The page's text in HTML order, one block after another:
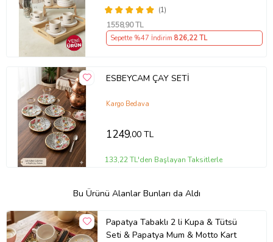
(1)
1558,90 TL
Sepette %47 İndirim 826,22 TL
ESBEYCAM ÇAY SETİ
Kargo Bedava
1249,00 TL
133,22 TL'den Başlayan Taksitlerle
Bu Ürünü Alanlar Bunları da Aldı
Papatya Tabaklı 2 li Kupa & Tütsü
Seti & Papatya Mum & Motto Kart